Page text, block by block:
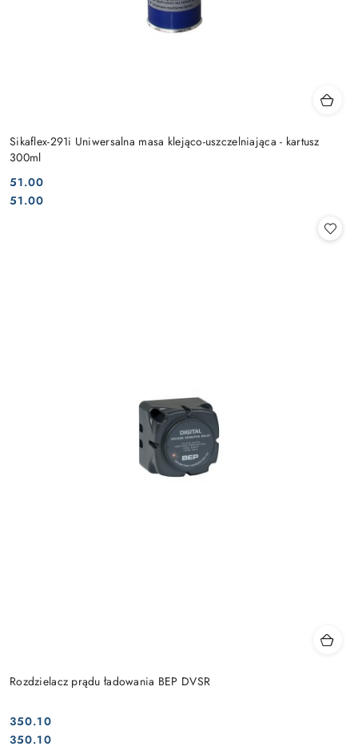
Sikaflex-291i Uniwersalna masa klejąco-uszczelniająca - kartusz
300ml
Cena:
51.00
Cena:
51.00
Rozdzielacz prądu ładowania BEP DVSR
Cena:
350.10
Cena:
350.10